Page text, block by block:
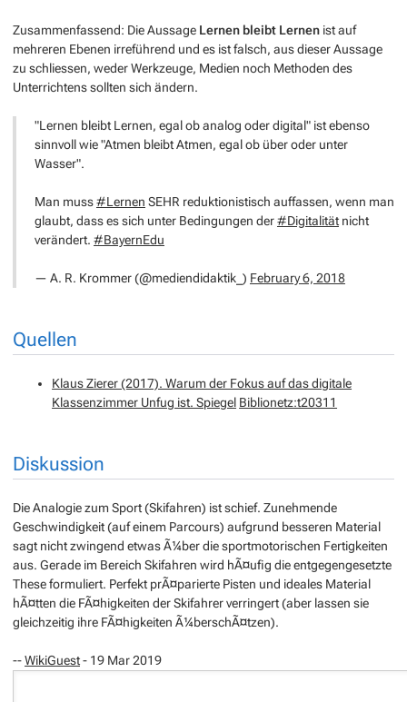
Zusammenfassend: Die Aussage Lernen bleibt Lernen ist auf
mehreren Ebenen irreführend und es ist falsch, aus dieser Aussage
zu schliessen, weder Werkzeuge, Medien noch Methoden des
Unterrichtens sollten sich ändern.
"Lernen bleibt Lernen, egal ob analog oder digital" ist ebenso
sinnvoll wie "Atmen bleibt Atmen, egal ob über oder unter
Wasser".
Man muss#Lernen SEHR reduktionistisch auffassen, wenn man
glaubt, dass es sich unter Bedingungen der#Digitalitätnicht
verändert. #BayernEdu
— A. R. Krommer (@mediendidaktik_) February 6, 2018
Quellen
Klaus Zierer (2017). Warum der Fokus auf das digitale
Klassenzimmer Unfug ist. Spiegel Biblionetz:t20311
Diskussion
Die Analogie zum Sport (Skifahren) ist schief. Zunehmende
Geschwindigkeit (auf einem Parcours) aufgrund besseren Material
sagt nicht zwingend etwas Ã¼ber die sportmotorischen Fertigkeiten
aus. Gerade im Bereich Skifahren wird hÃ¤ufig die entgegengesetzte
These formuliert. Perfekt prÃ¤parierte Pisten und ideales Material
hÃ¤tten die FÃ¤higkeiten der Skifahrer verringert (aber lassen sie
gleichzeitig ihre FÃ¤higkeiten Ã¼berschÃ¤tzen).
--WikiGuest- 19 Mar 2019